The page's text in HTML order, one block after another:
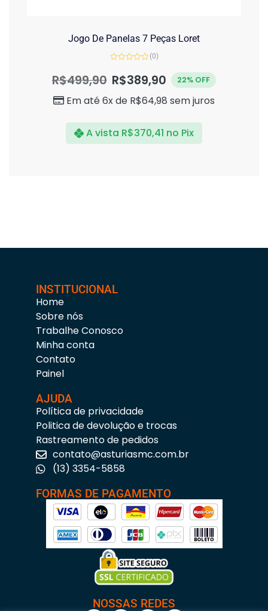
Jogo De Panelas 7 Peças Loret
de
(0)
R$499,90 R$389,90 22% OFF
Em até 6x de R$64,98 sem juros
A vista R$370,41 no Pix
INSTITUCIONAL
Home
Sobre nós
Trabalhe Conosco
Minha conta
Contato
Painel
AJUDA
Política de privacidade
Politica de devolução e trocas
Rastreamento de pedidos
contato@asturiasmc.com.br
(13) 3354-5858
FORMAS DE PAGAMENTO
NOSSAS REDES